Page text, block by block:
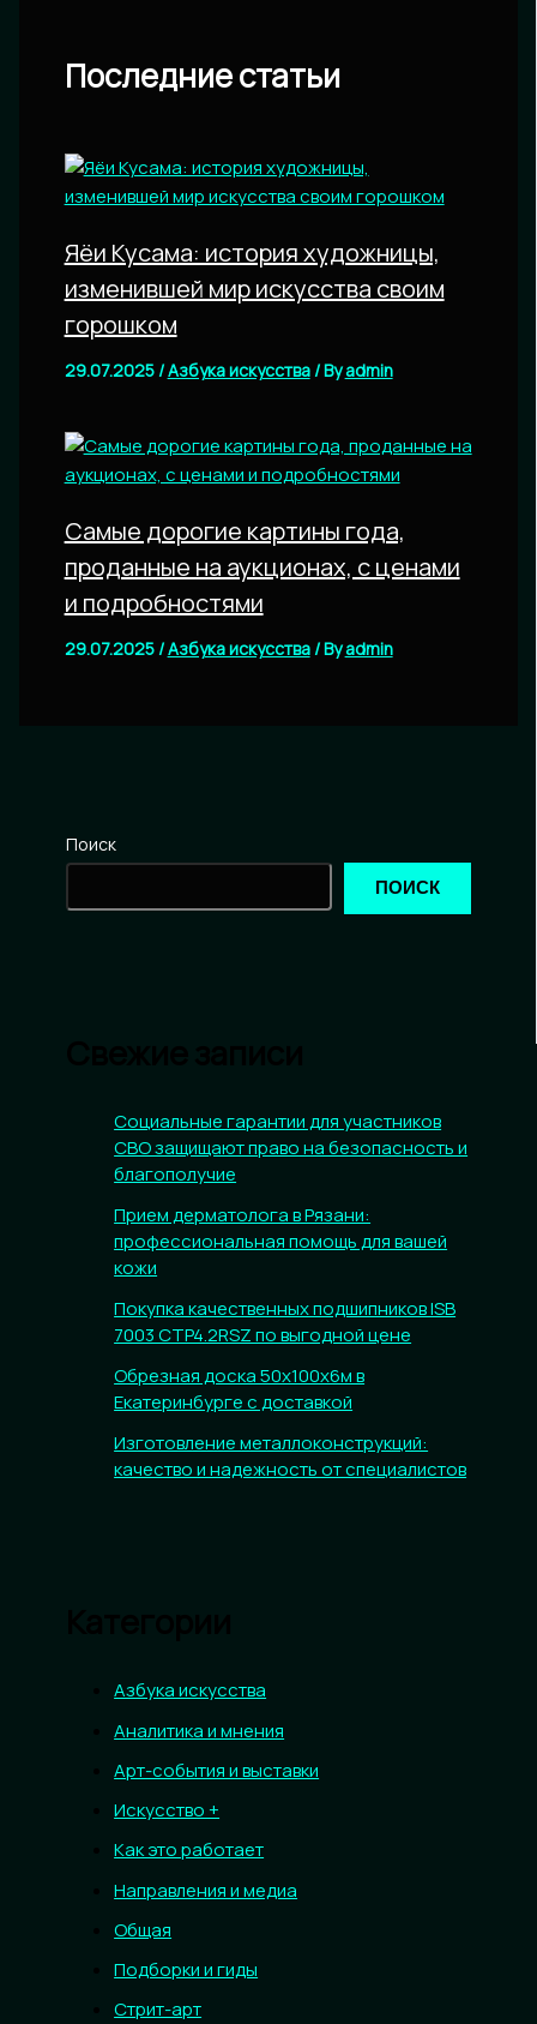
Последние статьи
Яёи Кусама: история художницы,
изменившей мир искусства своим
горошком
29.07.2025/Азбука искусства/ Byadmin
Самые дорогие картины года,
проданные на аукционах, с ценами
и подробностями
29.07.2025/Азбука искусства/ Byadmin
Поиск
ПОИСК
Социальные гарантии для участников
СВО защищают право на безопасность и
благополучие
Прием дерматолога в Рязани:
профессиональная помощь для вашей
кожи
Покупка качественных подшипников ISB
7003 CTP4.2RSZ по выгодной цене
Обрезная доска 50х100х6м в
Екатеринбурге с доставкой
Изготовление металлоконструкций:
качество и надежность от специалистов
Азбука искусства
Аналитика и мнения
Арт-события и выставки
Искусство +
Как это работает
Направления и медиа
Общая
Подборки и гиды
Стрит-арт